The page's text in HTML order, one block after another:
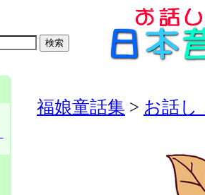
福娘童話集 > お話し